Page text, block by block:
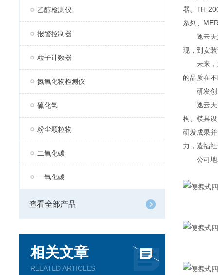
乙醇检测仪
报警控制器
粒子计数器
氮氧化物检测仪
硫化氢
粉尘颗粒物
二氧化碳
一氧化碳
查看全部产品
相关文章
RELATED ARTICLES
器、TH-
系列、
逸云天始
现，到安
未来，逸
的品质在
研发创
逸云天13
构、模具
研发成果
力，造福
公司地址